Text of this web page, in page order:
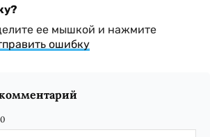
ее мышкой и нажмите
ошибку
0